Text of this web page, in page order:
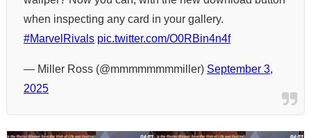
when inspecting any card in your gallery.
#MarvelRivals pic.twitter.com/O0RBin4n4f
— Miller Ross (@mmmmmmmmiller) September 3,
2025